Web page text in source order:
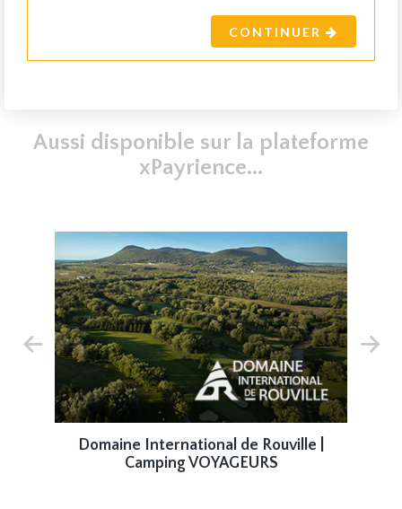
CONTINUER
Aussi disponible sur la plateforme
xPayrience...
Domaine International de Rouville |
Camping VOYAGEURS